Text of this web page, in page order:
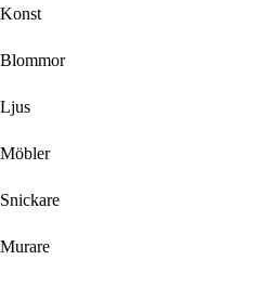
Konst
Blommor
Ljus
Möbler
Snickare
Murare